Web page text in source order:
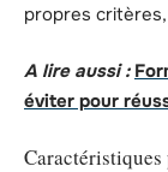
propres
A lire aussi :
éviter pour
Caractéristiques